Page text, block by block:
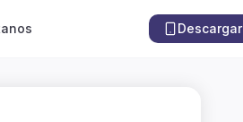
Descargar